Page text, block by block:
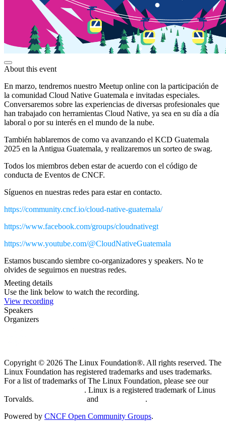
About this event
En marzo, tendremos nuestro Meetup online con la participación de
la comunidad Cloud Native Guatemala e invitadas especiales.
Conversaremos sobre las experiencias de diversas profesionales que
han trabajado con herramientas Cloud Native, ya sea en su día a día
laboral o por su interés en el mundo de la nube.
También hablaremos de como va avanzando el KCD Guatemala
2025 en la Antigua Guatemala, y realizaremos un sorteo de swag.
Todos los miembros deben estar de acuerdo con el código de
conducta de Eventos de CNCF.
Síguenos en nuestras redes para estar en contacto.
https://community.cncf.io/cloud-native-guatemala/
https://www.facebook.com/groups/cloudnativegt
https://www.youtube.com/@CloudNativeGuatemala
Estamos buscando siembre co-organizadores y speakers. No te
olvides de seguirnos en nuestras redes.
Meeting details
Use the link below to watch the recording.
View recording
Speakers
Organizers
Copyright © 2026 The Linux Foundation®. All rights reserved. The
Linux Foundation has registered trademarks and uses trademarks.
For a list of trademarks of The Linux Foundation, please see our
. Linux is a registered trademark of Linus
Torvalds.
and
.
Powered by CNCF Open Community Groups.